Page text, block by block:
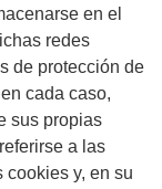
en el
redes
de protección de
cada caso,
sus propias
a las
cookies y, en su